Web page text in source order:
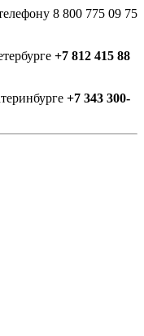
8 800 775 09 75
+7 812 415 88
+7 343 300-